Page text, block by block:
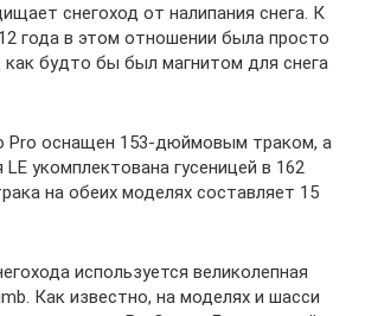
снегоход от налипания снега. К
года в этом отношении была просто
как будто бы был магнитом для снега
Pro оснащен 153-дюймовым траком, а
укомплектована гусеницей в 162
на обеих моделях составляет 15
используется великолепная
Как известно, на моделях и шасси